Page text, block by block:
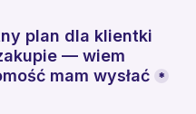
plan dla klientki
— wiem
mam wysłać *